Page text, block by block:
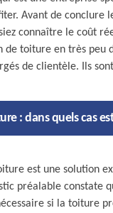
Avant de conclure
connaître le coût
de toiture en très peu
de clientèle. Ils
: dans quels cas
est une solution
préalable constate
si la toiture